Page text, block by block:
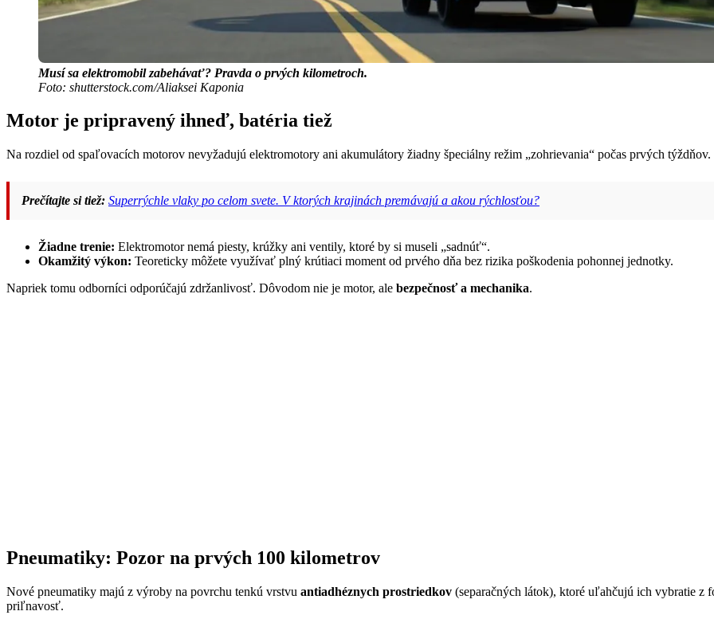
Musí sa elektromobil zabehávať? Pravda o prvých kilometroch.
Foto: shutterstock.com/Aliaksei Kaponia
Motor je pripravený ihneď, batéria tiež
Na rozdiel od spaľovacích motorov nevyžadujú elektromotory ani akumulátory žiadny špeciálny režim „zohrievania“ počas prvých
Prečítajte si tiež: Superrýchle vlaky po celom svete. V ktorých krajinách premávajú a akou rýchlosťou?
Žiadne trenie: Elektromotor nemá piesty, krúžky ani ventily, ktoré by si museli „sadnúť“.
Okamžitý výkon: Teoreticky môžete využívať plný krútiaci moment od prvého dňa bez rizika poškodenia pohonnej jednotky.
Napriek tomu odborníci odporúčajú zdržanlivosť. Dôvodom nie je motor, ale bezpečnosť a mechanika.
Pneumatiky: Pozor na prvých 100 kilometrov
Nové pneumatiky majú z výroby na povrchu tenkú vrstvu antiadhéznych prostriedkov (separačných látok), ktoré uľahčujú ich vybratie z
priľnavosť.